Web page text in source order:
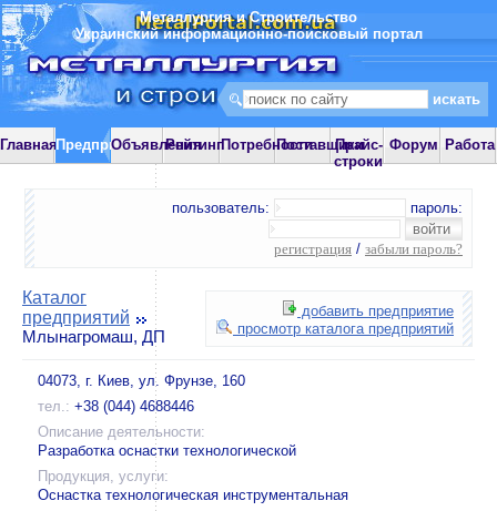
Металлургия и Строительство
Украинский информационно-поисковый портал
ГлавнаяПредприятияОбъявления
РейтингПотребностиПоставщики
Прайс-
строки
Форум Работа
пользователь: пароль:
регистрация / забыли пароль?
добавить предприятие
просмотр каталога предприятий
Каталог
предприятий
Млынагромаш, ДП
04073, г. Киев, ул. Фрунзе, 160
тел.: +38 (044) 4688446
Описание деятельности:
Разработка оснастки технологической
Продукция, услуги:
Оснастка технологическая инструментальная